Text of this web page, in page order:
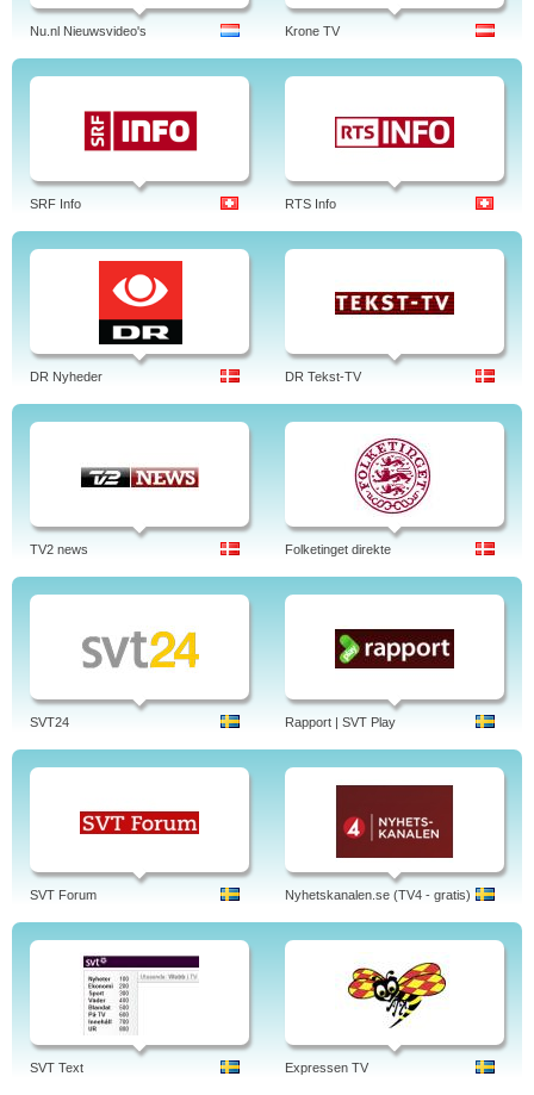
Nu.nl Nieuwsvideo's Krone TV
SRF Info RTS Info
DR Nyheder DR Tekst-TV
TV2 news Folketinget direkte
SVT24 Rapport | SVT Play
SVT Forum Nyhetskanalen.se (TV4 - gratis)
SVT Text Expressen TV